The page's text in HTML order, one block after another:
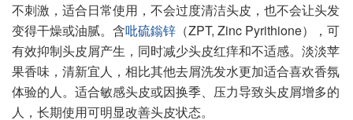
不刺激，适合日常使用，不会过度清洁头皮，也不会让头发
变得干燥或油腻。含吡硫鎓锌 （ZPT, Zinc Pyrithione），可
有效抑制头皮屑产生，同时减少头皮红痒和不适感。淡淡苹
果香味，清新宜人，相比其他去屑洗发水更加适合喜欢香氛
体验的人。适合敏感头皮或因换季、压力导致头皮屑增多的
人，长期使用可明显改善头皮状态。